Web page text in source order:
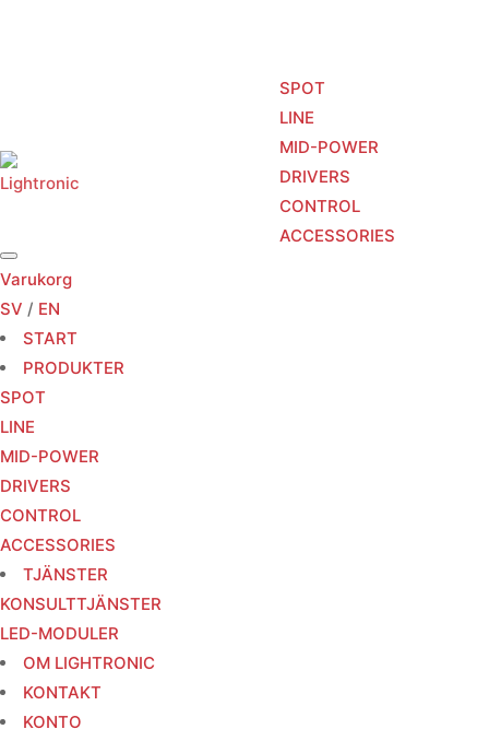
SPOT
LINE
MID-POWER
DRIVERS
CONTROL
ACCESSORIES
Varukorg
SV / EN
START
PRODUKTER
SPOT
LINE
MID-POWER
DRIVERS
CONTROL
ACCESSORIES
TJÄNSTER
KONSULTTJÄNSTER
LED-MODULER
OM LIGHTRONIC
KONTAKT
KONTO